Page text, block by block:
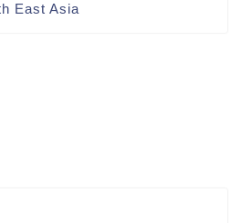
East Asia